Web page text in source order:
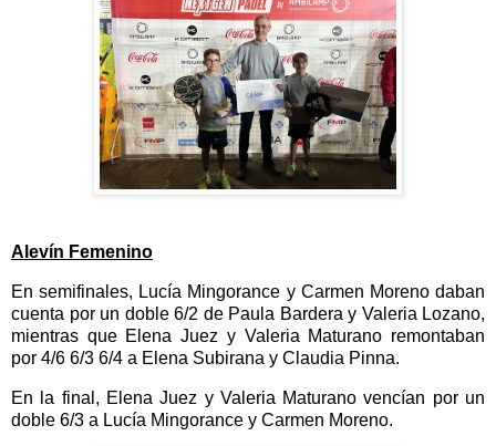
Alevín Femenino
En semifinales, Lucía Mingorance y Carmen Moreno daban
cuenta por un doble 6/2 de Paula Bardera y Valeria Lozano,
mientras que Elena Juez y Valeria Maturano remontaban
por 4/6 6/3 6/4 a Elena Subirana y Claudia Pinna.
En la final, Elena Juez y Valeria Maturano vencían por un
doble 6/3 a Lucía Mingorance y Carmen Moreno.